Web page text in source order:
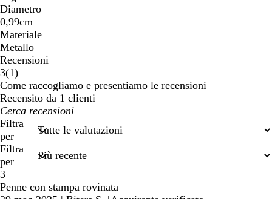
Diametro
0,99cm
Materiale
Metallo
Recensioni
3(11
recensioni
)
Come raccogliamo e presentiamo le recensioni
Recensito da 1 clienti
I
miei
termini
di
ricerca
Filtra
per
Filtra
per
3
Penne con stampa rovinata